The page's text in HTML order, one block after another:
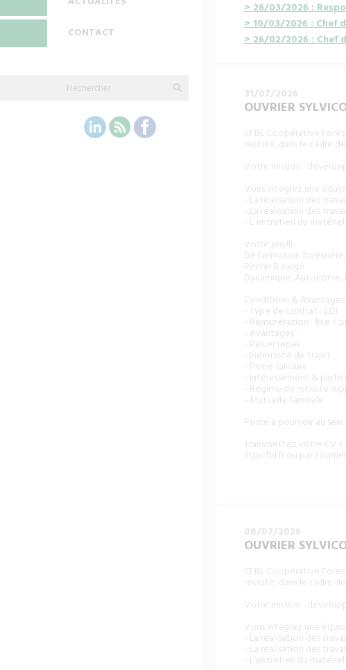
CONTACT
> 26/03/2026 :
> 10/03/2026 : Chef
> 26/02/2026 : Chef
31/07/2026
OUVRIER
CFBL Coopérative
recrute, dans le cadre
Votre mission :
Vous intégrez une
- La réalisation des
- La réalisation des
- L’entretien du
Votre profil :
De formation
Permis B exigé.
Dynamique, Autonome,
Conditions & Avantages :
- Type de contrat : CDI
- Rémunération : fixe +
- Avantages :
- Panier repas
- Indemnité de trajet
- Prime salissure
- Intéressement &
- Régime de retraite
- Mutuelle familiale
Poste à pourvoir au
Transmettez votre CV
rh@cfbl.frou par courrier
08/07/2026
OUVRIER
CFBL Coopérative
recrute, dans le cadre
Votre mission :
Vous intégrez une
- La réalisation des
- La réalisation des
- L’entretien du